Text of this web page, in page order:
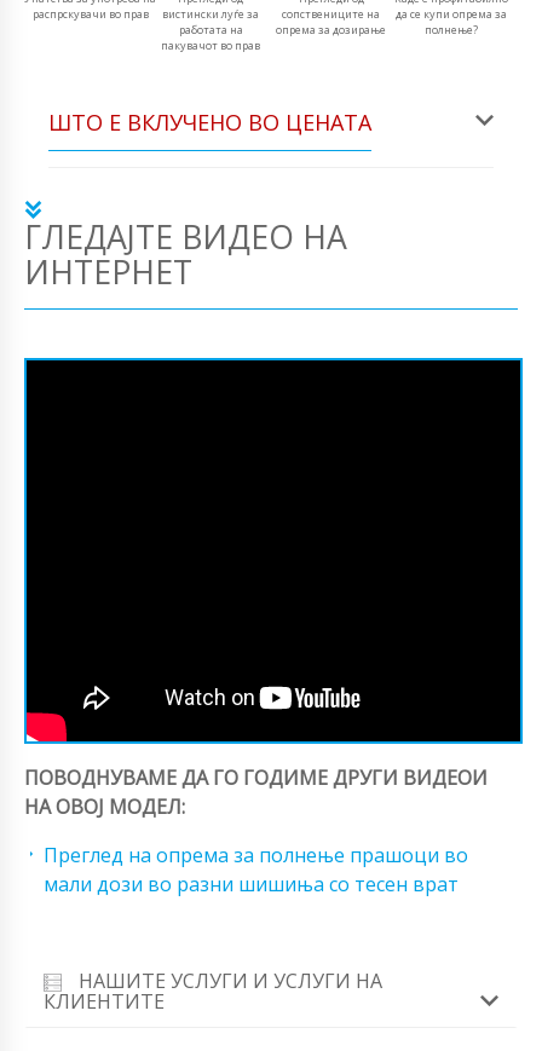
распрскувачи во прав
вистински луѓе за
работата на
пакувачот во прав
сопствениците на
опрема за дозирање
да се купи опрема за
полнење?
ШТО Е ВКЛУЧЕНО ВО ЦЕНАТА
ГЛЕДАЈТЕ ВИДЕО НА
ИНТЕРНЕТ
ПОВОДНУВАМЕ ДА ГО ГОДИМЕ ДРУГИ ВИДЕОИ
НА ОВОЈ МОДЕЛ:
Преглед на опрема за полнење прашоци во
мали дози во разни шишиња со тесен врат
НАШИТЕ УСЛУГИ И УСЛУГИ НА
КЛИЕНТИТЕ